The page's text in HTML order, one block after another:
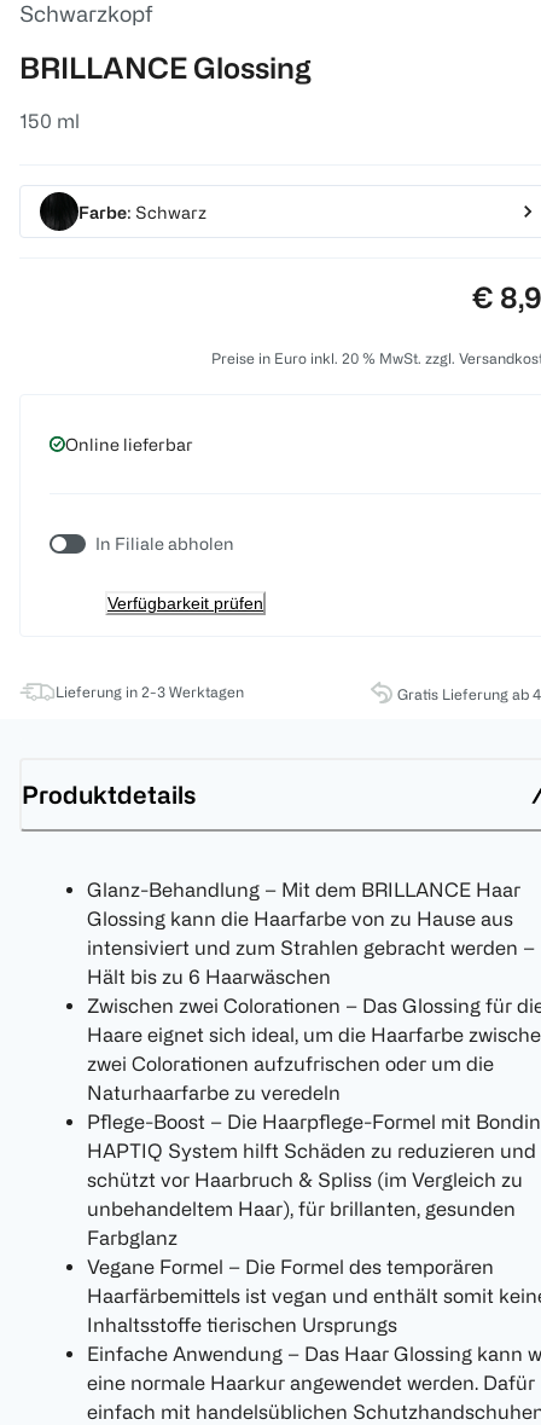
Schwarzkopf
BRILLANCE Glossing
150 ml
Farbe: Schwarz
€
Preise in Euro inkl. 20 % MwSt. zzgl.
Online lieferbar
In Filiale abholen
Verfügbarkeit prüfen
Lieferung in 2-3 Werktagen Gratis Lieferung ab
Produktdetails
Glanz-Behandlung – Mit dem BRILLANCE Haar
Glossing kann die Haarfarbe von zu Hause aus
intensiviert und zum Strahlen gebracht werden –
Hält bis zu 6 Haarwäschen
Zwischen zwei Colorationen – Das Glossing für
Haare eignet sich ideal, um die Haarfarbe
zwei Colorationen aufzufrischen oder um die
Naturhaarfarbe zu veredeln
Pflege-Boost – Die Haarpflege-Formel mit
HAPTIQ System hilft Schäden zu reduzieren und
schützt vor Haarbruch & Spliss (im Vergleich zu
unbehandeltem Haar), für brillanten, gesunden
Farbglanz
Vegane Formel – Die Formel des temporären
Haarfärbemittels ist vegan und enthält somit
Inhaltsstoffe tierischen Ursprungs
Einfache Anwendung – Das Haar Glossing kann
eine normale Haarkur angewendet werden. Dafür
einfach mit handelsüblichen